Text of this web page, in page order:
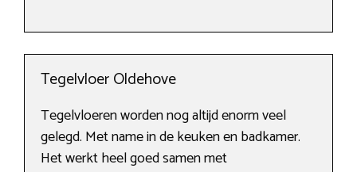
Tegelvloer Oldehove
Tegelvloeren worden nog altijd enorm veel
gelegd. Met name in de keuken en badkamer.
Het werkt heel goed samen met